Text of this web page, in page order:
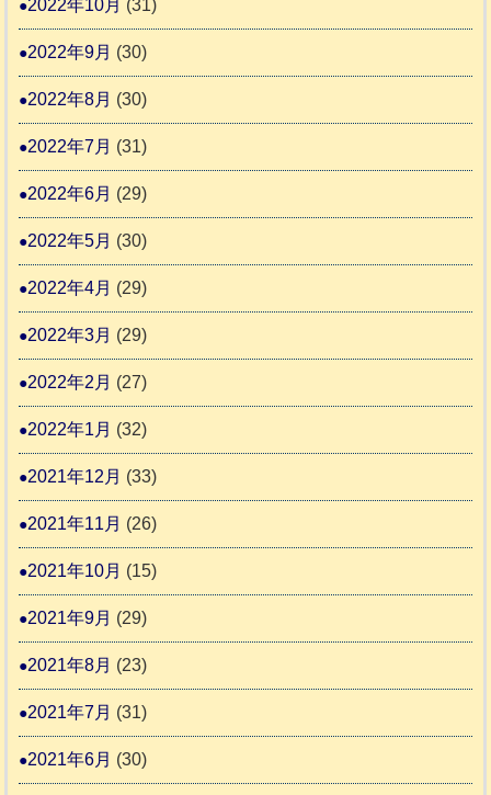
2022年10月 (31)
2022年9月 (30)
2022年8月 (30)
2022年7月 (31)
2022年6月 (29)
2022年5月 (30)
2022年4月 (29)
2022年3月 (29)
2022年2月 (27)
2022年1月 (32)
2021年12月 (33)
2021年11月 (26)
2021年10月 (15)
2021年9月 (29)
2021年8月 (23)
2021年7月 (31)
2021年6月 (30)